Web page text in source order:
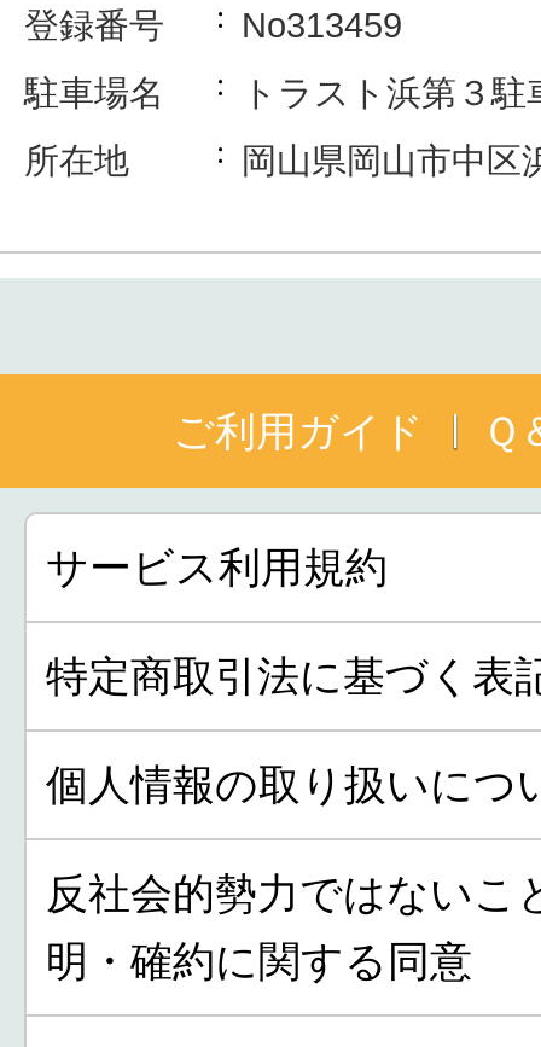
登録番号
No313459
駐車場名
トラスト浜第３駐
所在地
岡山県岡山市中区
ご利用ガイド Ｑ
サービス利用規約
特定商取引法に基づく表
個人情報の取り扱いにつ
反社会的勢力ではないこ
明・確約に関する同意